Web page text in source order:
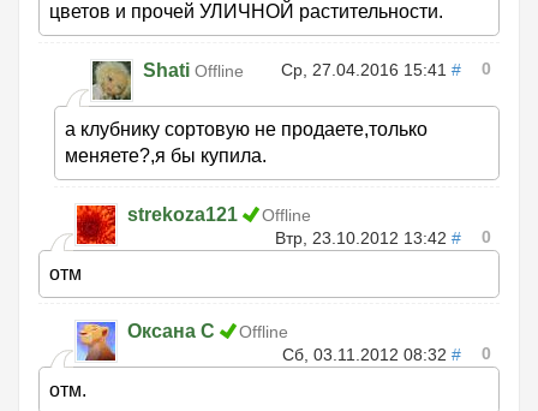
цветов и прочей УЛИЧНОЙ растительности.
Shati Offline Ср, 27.04.2016 15:41 # 0
а клубнику сортовую не продаете,только
меняете?,я бы купила.
strekoza121
Offline
Втр, 23.10.2012 13:42 # 0
отм
Оксана С
Offline
Сб, 03.11.2012 08:32 # 0
отм.